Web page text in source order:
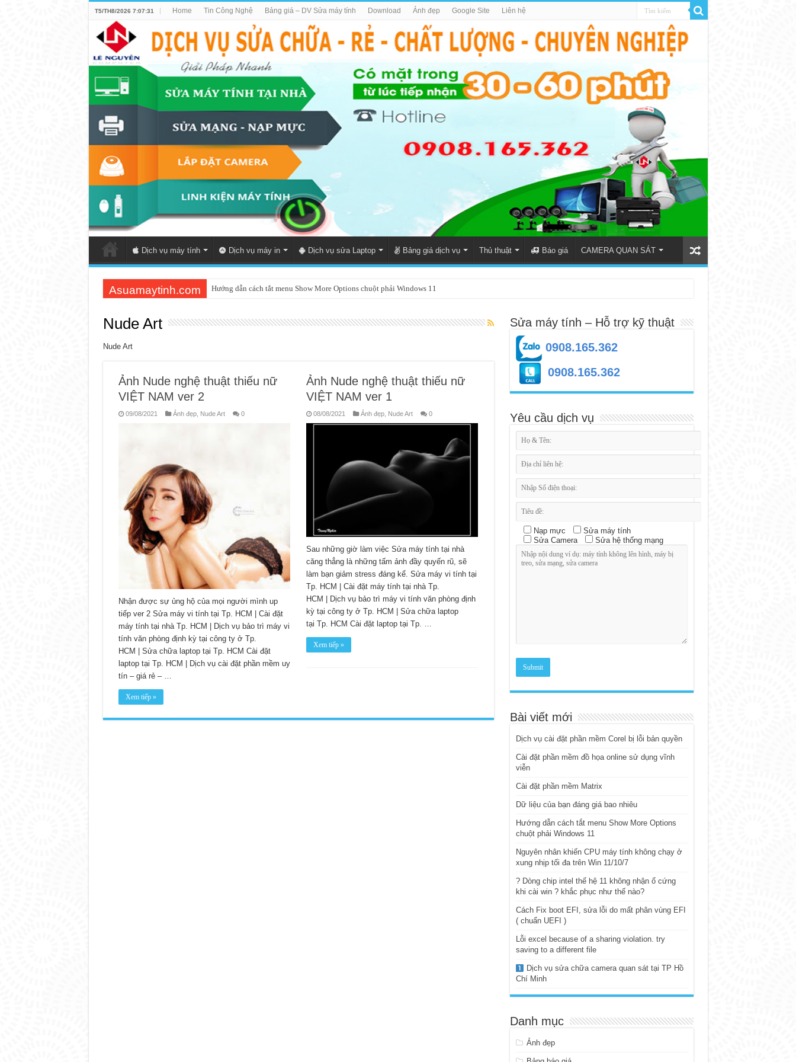
T5/TH8/2026 7:07:31 Home Tin Công Nghệ Bảng giá – DV Sửa máy tính Download Ảnh đẹp Google Site Liên hệ
Dịch vụ máy tính Dịch vụ máy in Dịch vụ sửa Laptop Bảng giá dịch vụ Thủ thuật Báo giá CAMERA QUAN SÁT
Asuamaytinh.com Hướng dẫn cách tắt menu Show More Options chuột phải Windows 11
Nude Art
Nude Art
Ảnh Nude nghệ thuật thiếu nữ
VIỆT NAM ver 2
09/08/2021 Ảnh đẹp, Nude Art 0
Nhận được sự ủng hộ của mọi người mình up
tiếp ver 2 Sửa máy vi tính tại Tp. HCM | Cài đặt
máy tính tại nhà Tp. HCM | Dịch vụ bảo trì máy vi
tính văn phòng định kỳ tại công ty ở Tp.
HCM | Sửa chữa laptop tại Tp. HCM Cài đặt
laptop tại Tp. HCM | Dịch vụ cài đặt phần mềm uy
tín – giá rẻ – …
Xem tiếp »
Ảnh Nude nghệ thuật thiếu nữ
VIỆT NAM ver 1
08/08/2021 Ảnh đẹp, Nude Art 0
Sau những giờ làm việc Sửa máy tính tại nhà
căng thẳng là những tấm ảnh đầy quyến rũ, sẽ
làm bạn giảm stress đáng kể. Sửa máy vi tính tại
Tp. HCM | Cài đặt máy tính tại nhà Tp.
HCM | Dịch vụ bảo trì máy vi tính văn phòng định
kỳ tại công ty ở Tp. HCM | Sửa chữa laptop
tại Tp. HCM Cài đặt laptop tại Tp. …
Xem tiếp »
Sửa máy tính – Hỗ trợ kỹ thuật
0908.165.362
0908.165.362
Yêu cầu dịch vụ
Nạp mực
Sửa máy tính
Sửa Camera
Sửa hệ thống mạng
Bài viết mới
Dịch vụ cài đặt phần mềm Corel bị lỗi bản quyền
Cài đặt phần mềm đồ họa online sử dụng vĩnh
viễn
Cài đặt phần mềm Matrix
Dữ liệu của bạn đáng giá bao nhiêu
Hướng dẫn cách tắt menu Show More Options
chuột phải Windows 11
Nguyên nhân khiến CPU máy tính không chạy ở
xung nhịp tối đa trên Win 11/10/7
? Dòng chip intel thế hệ 11 không nhận ổ cứng
khi cài win ? khắc phục như thế nào?
Cách Fix boot EFI, sửa lỗi do mất phân vùng EFI
( chuẩn UEFI )
Lỗi excel because of a sharing violation. try
saving to a different file
Dịch vụ sửa chữa camera quan sát tại TP Hồ
Chí Minh
Danh mục
Ảnh đẹp